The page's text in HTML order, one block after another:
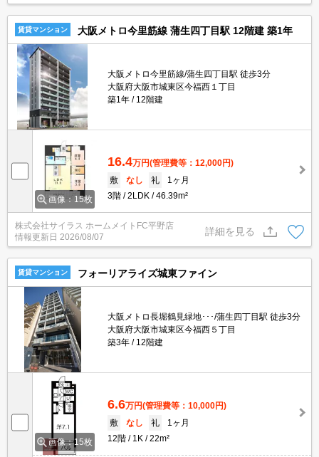
賃貸マンション 大阪メトロ今里筋線 蒲生四丁目駅 12階建 築1年
大阪メトロ今里筋線/蒲生四丁目駅 徒歩3分
大阪府大阪市城東区今福西１丁目
築1年
12階建
画像：15枚
16.4万円(管理費等：12,000円)
敷
なし 礼
1ヶ月
3階
2LDK 46.39m²
株式会社サイラス ホームメイトFC平野店
情報更新日 2026/08/07
詳細を見る
賃貸マンション フォーリアライズ城東ファイン
大阪メトロ長堀鶴見緑地･･･/蒲生四丁目駅 徒歩3分
大阪府大阪市城東区今福西５丁目
築3年
12階建
画像：15枚
6.6万円(管理費等：10,000円)
敷
なし 礼
1ヶ月
12階
1K 22m²